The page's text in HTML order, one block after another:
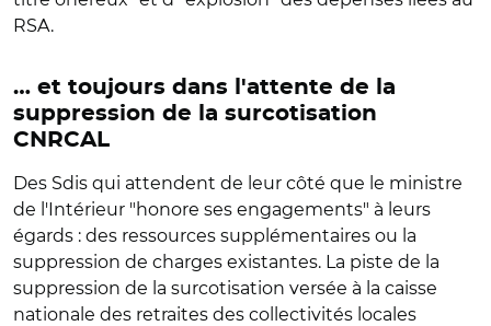
RSA.
… et toujours dans l'attente de la
suppression de la surcotisation
CNRCAL
Des Sdis qui attendent de leur côté que le ministre
de l'Intérieur "honore ses engagements" à leurs
égards : des ressources supplémentaires ou la
suppression de charges existantes. La piste de la
suppression de la surcotisation versée à la caisse
nationale des retraites des collectivités locales